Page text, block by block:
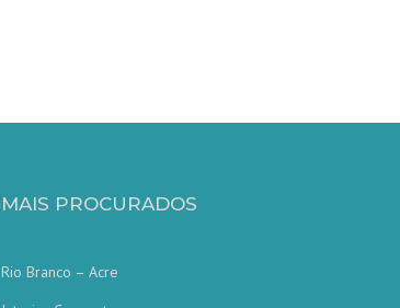
MAIS PROCURADOS
Rio Branco – Acre